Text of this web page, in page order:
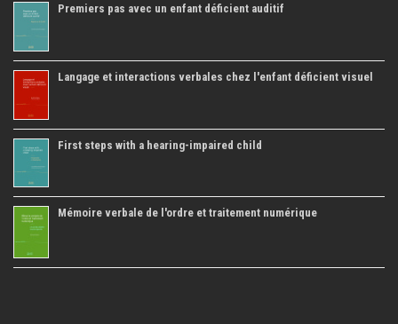
Premiers pas avec un enfant déficient auditif
Langage et interactions verbales chez l'enfant déficient visuel
First steps with a hearing-impaired child
Mémoire verbale de l'ordre et traitement numérique